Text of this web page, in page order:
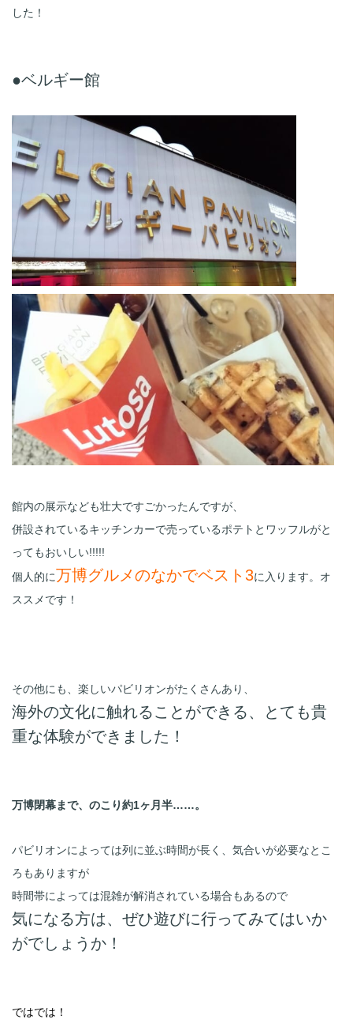
した！
●ベルギー館
館内の展示なども壮大ですごかったんですが、
併設されているキッチンカーで売っているポテトとワッフルがと
ってもおいしい!!!!!
個人的に万博グルメのなかでベスト3に入ります。オ
ススメです！
その他にも、楽しいパビリオンがたくさんあり、
海外の文化に触れることができる、とても貴
重な体験ができました！
万博閉幕まで、のこり約1ヶ月半……。
パビリオンによっては列に並ぶ時間が長く、気合いが必要なとこ
ろもありますが
時間帯によっては混雑が解消されている場合もあるので
気になる方は、ぜひ遊びに行ってみてはいか
がでしょうか！
ではでは！